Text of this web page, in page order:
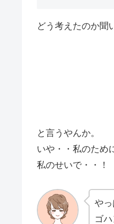
どう考えたのか聞
と言うやんか。
いや・・私のため
私のせいで・・！
や
ゴ